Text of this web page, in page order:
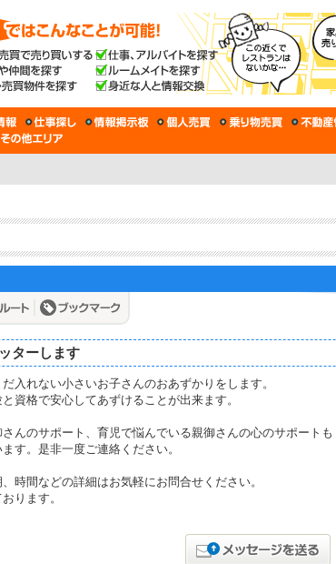
ターします
入れない小さいお子さんのおあずかりをします。
資格で安心してあずけることが出来ます。
んのサポート、育児で悩んでいる親御さんの心のサポートも
す。是非一度ご連絡ください。
時間などの詳細はお気軽にお問合せください。
ります。